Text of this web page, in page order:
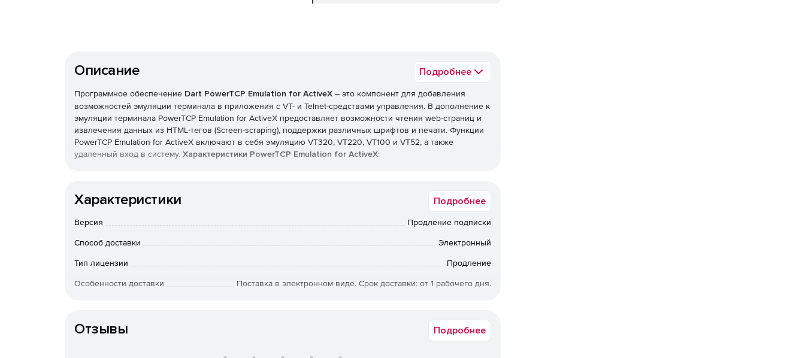
Описание Подробнее
Программное обеспечение Dart PowerTCP Emulation for ActiveX – это компонент для добавления
возможностей эмуляции терминала в приложения с VT- и Telnet-средствами управления. В дополнение к
эмуляции терминала PowerTCP Emulation for ActiveX предоставляет возможности чтения web-страниц и
извлечения данных из HTML-тегов (Screen-scraping), поддержки различных шрифтов и печати. Функции
PowerTCP Emulation for ActiveX включают в себя эмуляцию VT320, VT220, VT100 и VT52, а также
удаленный вход в систему. Характеристики PowerTCP Emulation for ActiveX:
интерпретирует текст и работает с управляющей последовательностью для отображения экрана,
Средство управления Telnet может быть задействовано в качестве клиентского источника данных в
Поддержка многобитного кодирования.
Характеристики Подробнее
Версия Продление подписки
Способ доставки Электронный
Тип лицензии Продление
Особенности доставки Поставка в электронном виде. Срок доставки: от 1 рабочего дня.
Отзывы Подробнее